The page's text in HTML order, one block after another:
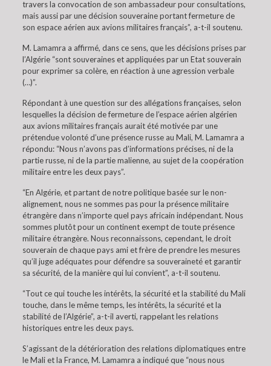
travers la convocation de son ambassadeur pour consultations,
mais aussi par une décision souveraine portant fermeture de
son espace aérien aux avions militaires français”, a-t-il soutenu.
M. Lamamra a affirmé, dans ce sens, que les décisions prises par
l’Algérie “sont souveraines et appliquées par un Etat souverain
pour exprimer sa colère, en réaction à une agression verbale
(…)”.
Répondant à une question sur des allégations françaises, selon
lesquelles la décision de fermeture de l’espace aérien algérien
aux avions militaires français aurait été motivée par une
prétendue volonté d’une présence russe au Mali, M. Lamamra a
répondu: “Nous n’avons pas d’informations précises, ni de la
partie russe, ni de la partie malienne, au sujet de la coopération
militaire entre les deux pays”.
“En Algérie, et partant de notre politique basée sur le non-
alignement, nous ne sommes pas pour la présence militaire
étrangère dans n’importe quel pays africain indépendant. Nous
sommes plutôt pour un continent exempt de toute présence
militaire étrangère. Nous reconnaissons, cependant, le droit
souverain de chaque pays ami et frère de prendre les mesures
qu’il juge adéquates pour défendre sa souveraineté et garantir
sa sécurité, de la manière qui lui convient”, a-t-il soutenu.
“Tout ce qui touche les intérêts, la sécurité et la stabilité du Mali
touche, dans le même temps, les intérêts, la sécurité et la
stabilité de l’Algérie”, a-t-il averti, rappelant les relations
historiques entre les deux pays.
S’agissant de la détérioration des relations diplomatiques entre
le Mali et la France, M. Lamamra a indiqué que “nous nous